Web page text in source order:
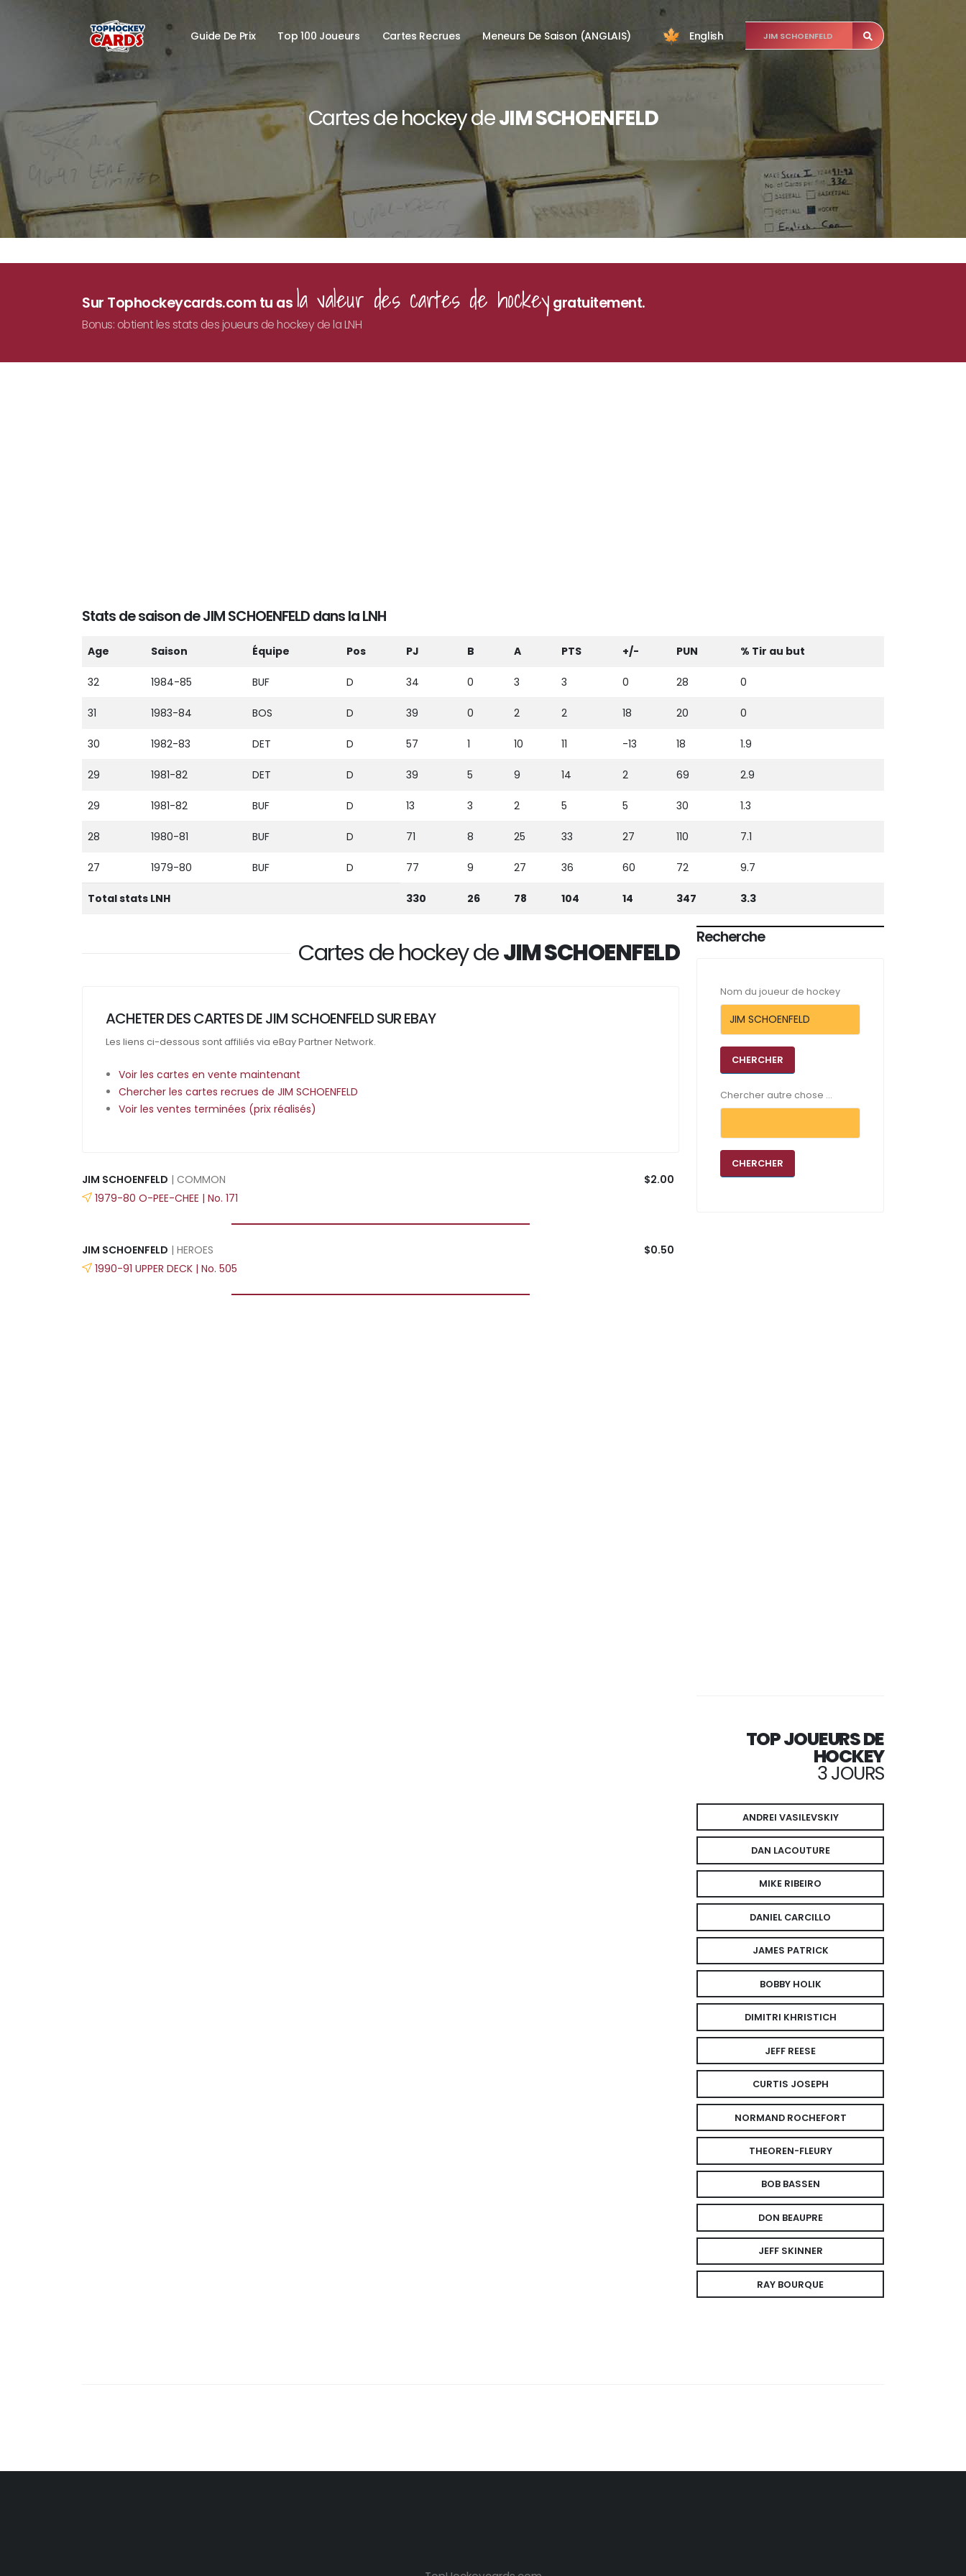
Guide De Prix Top 100 Joueurs Cartes Recrues Meneurs De Saison (ANGLAIS) English
Cartes de hockey deJIM SCHOENFELD
Sur Tophockeycards.com tu as la valeur des cartes de hockey gratuitement.
Bonus: obtient les stats des joueurs de hockey de la LNH
Stats de saison de JIM SCHOENFELD dans la LNH
Age Saison Équipe Pos PJ B A PTS +/- PUN % Tir au but
32 1984-85 BUF D 34 0 3 3 0 28 0
31 1983-84 BOS D 39 0 2 2 18 20 0
30 1982-83 DET D 57 1 10 11 -13 18 1.9
29 1981-82 DET D 39 5 9 14 2 69 2.9
29 1981-82 BUF D 13 3 2 5 5 30 1.3
28 1980-81 BUF D 71 8 25 33 27 110 7.1
27 1979-80 BUF D 77 9 27 36 60 72 9.7
Total stats LNH 330 26 78 104 14 347 3.3
Cartes de hockey deJIM SCHOENFELD
ACHETER DES CARTES DE JIM SCHOENFELD SUR EBAY
Les liens ci-dessous sont affiliés via eBay Partner Network.
Voir les cartes en vente maintenant
Chercher les cartes recrues de JIM SCHOENFELD
Voir les ventes terminées (prix réalisés)
JIM SCHOENFELD | COMMON
$2.00
1979-80 O-PEE-CHEE | No. 171
JIM SCHOENFELD | HEROES
$0.50
1990-91 UPPER DECK | No. 505
Recherche
Nom du joueur de hockey
Chercher autre chose ...
TOP JOUEURS DE
HOCKEY
3 JOURS
ANDREI VASILEVSKIY
DAN LACOUTURE
MIKE RIBEIRO
DANIEL CARCILLO
JAMES PATRICK
BOBBY HOLIK
DIMITRI KHRISTICH
JEFF REESE
CURTIS JOSEPH
NORMAND ROCHEFORT
THEOREN-FLEURY
BOB BASSEN
DON BEAUPRE
JEFF SKINNER
RAY BOURQUE